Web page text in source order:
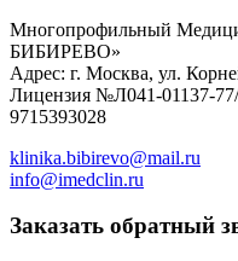
Многопрофильный
БИБИРЕВО»
Адрес: г. Москва, ул.
Лицензия №Л041-01137-
9715393028
klinika.bibirevo@mail.ru
info@imedclin.ru
Заказать обратный